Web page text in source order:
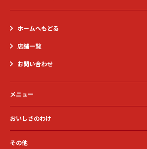
ホームへもどる
店舗一覧
お問い合わせ
メニュー
季節のおすすめ
らーめん・おこさま
おいしさのわけ
その他